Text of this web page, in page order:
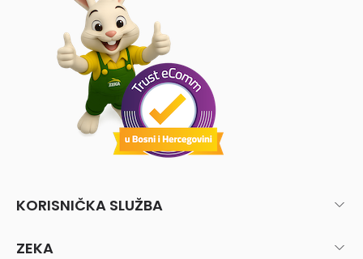
KORISNIČKA SLUŽBA
ZEKA